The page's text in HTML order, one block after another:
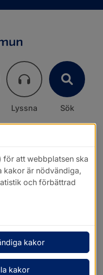
Lyssna Sök
att webbplatsen ska
kakor är nödvändiga,
och förbättrad
kakor
kakor